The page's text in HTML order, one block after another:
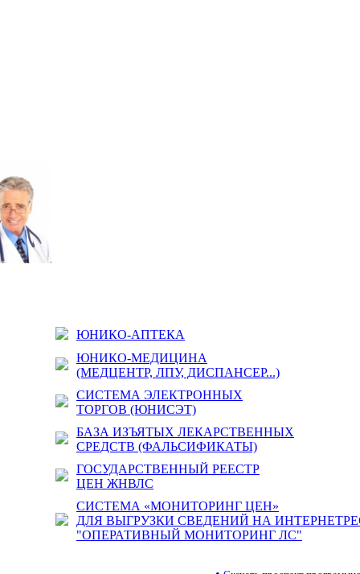
ЮНИКО-АПТЕКА
ЮНИКО-МЕДИЦИНА
(МЕДЦЕНТР, ЛПУ, ДИСПАНСЕР...)
СИСТЕМА ЭЛЕКТРОННЫХ
ТОРГОВ (ЮНИСЭТ)
БАЗА ИЗЪЯТЫХ ЛЕКАРСТВЕННЫХ
СРЕДСТВ (ФАЛЬСИФИКАТЫ)
ГОСУДАРСТВЕННЫЙ РЕЕСТР
ЦЕН ЖНВЛС
СИСТЕМА «МОНИТОРИНГ ЦЕН»
ДЛЯ ВЫГРУЗКИ СВЕДЕНИЙ НА
"ОПЕРАТИВНЫЙ МОНИТОРИНГ ЛС"